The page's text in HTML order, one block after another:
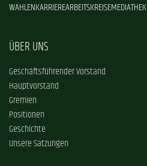
WAHLENKARRIEREARBEITSKREISEMEDIATHEK
ÜBER UNS
Geschäftsführender Vorstand
Hauptvorstand
Gremien
Positionen
Geschichte
Unsere Satzungen